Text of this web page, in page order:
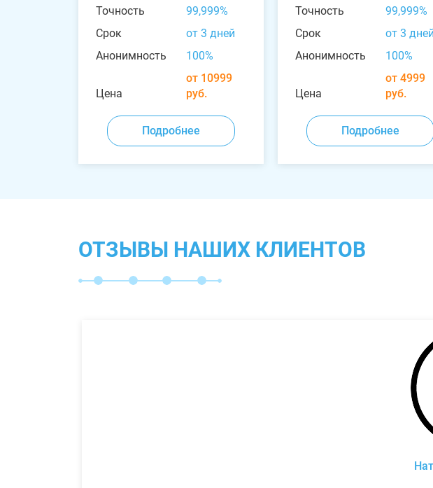
Точность
99,999%
Срок
от 3 дней
Анонимность
100%
Цена
от 10999
руб.
Подробнее
Точность
99,999%
Срок
от 3 дней
Анонимность
100%
Цена
от 4999
руб.
Подробнее
ОТЗЫВЫ НАШИХ КЛИЕНТОВ